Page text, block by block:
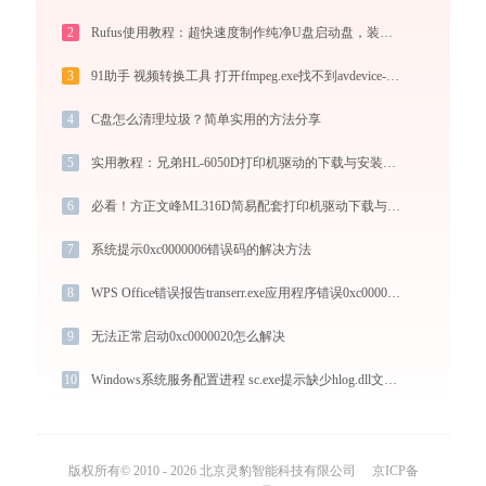
2
3 91助手 视频转换工具 打开ffmpeg.exe找不到avdevice-58.dll怎么办
4 C盘怎么清理垃圾？简单实用的方法分享
5
6 必看！方正文峰ML316D简易配套打印机驱动下载与安装的正确姿势
7 系统提示0xc0000006错误码的解决方法
8 WPS Office错误报告transerr.exe应用程序错误0xc000000d解决方法
9 无法正常启动0xc0000020怎么解决
10
版权所有© 2010 - 2026 北京灵豹智能科技有限公司
京ICP备